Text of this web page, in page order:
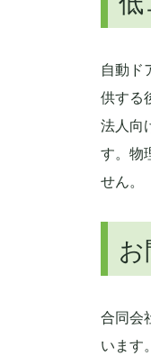
自動ド
供する
法人向
す。物
せん。
合同会
います